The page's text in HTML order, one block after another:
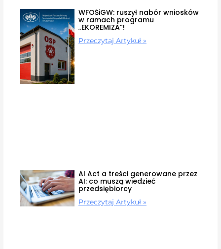
WFOŚiGW: ruszył nabór wniosków
w ramach programu
„EKOREMIZA”!
Przeczytaj Artykuł »
AI Act a treści generowane przez
AI: co muszą wiedzieć
przedsiębiorcy
Przeczytaj Artykuł »